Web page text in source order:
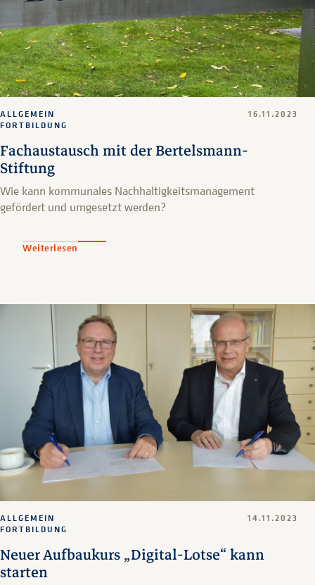
Fachaustausch mit der Bertelsmann-
Stiftung
ALLGEMEIN
FORTBILDUNG
16.11.2023
Wie kann kommunales Nachhaltigkeitsmanagement
gefördert und umgesetzt werden?
Weiterlesen
Neuer Aufbaukurs „Digital-Lotse“ kann
starten
ALLGEMEIN
FORTBILDUNG
14.11.2023